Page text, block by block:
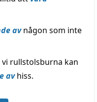
avnågon som inte
rullstolsburna kan
avhiss.